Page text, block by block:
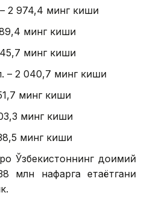
2 974,4 минг киши
минг киши
минг киши
– 2 040,7 минг киши
минг киши
минг киши
минг киши
Ўзбекистоннинг доимий
млн нафарга етаётгани